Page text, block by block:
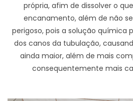
própria, afim de dissolver o
encanamento, além de não
perigoso, pois a solução química
dos canos da tubulação,
ainda maior, além de mais
consequentemente mais